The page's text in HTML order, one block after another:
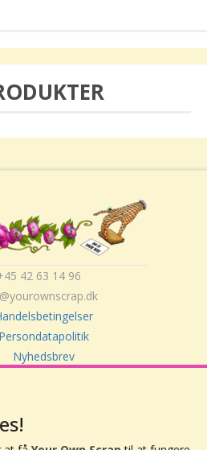
42 63 14 96
Persondatapolitik
Nyhedsbrev